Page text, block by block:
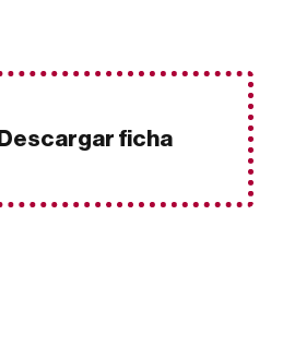
Descargar ficha